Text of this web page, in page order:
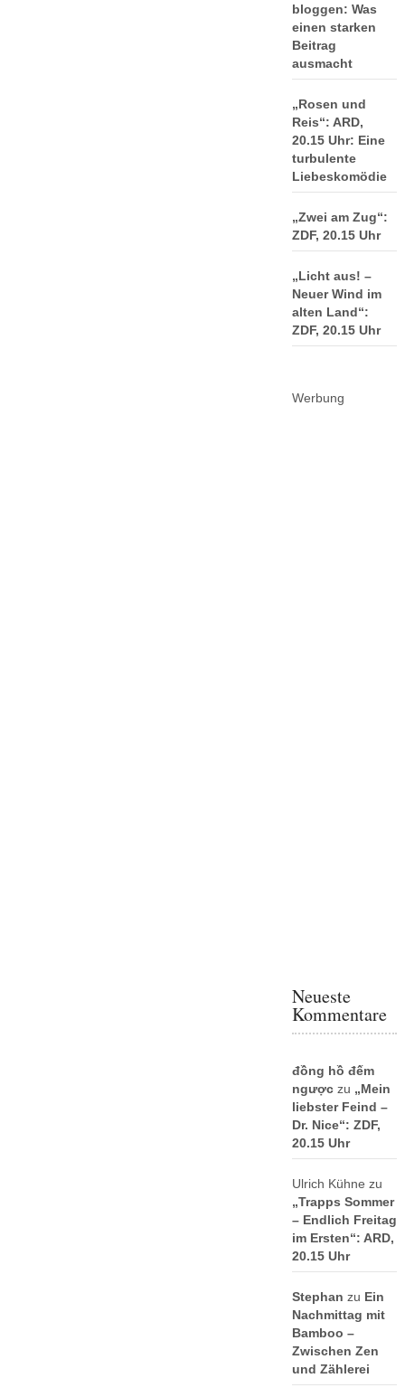
bloggen: Was
einen starken
Beitrag
ausmacht
„Rosen und
Reis“: ARD,
20.15 Uhr: Eine
turbulente
Liebeskomödie
„Zwei am Zug“:
ZDF, 20.15 Uhr
„Licht aus! –
Neuer Wind im
alten Land“:
ZDF, 20.15 Uhr
Werbung
Neueste
Kommentare
đồng hồ đếm
ngượczu „Mein
liebster Feind –
Dr. Nice“: ZDF,
20.15 Uhr
Ulrich Kühne zu
„Trapps Sommer
– Endlich Freitag
im Ersten“: ARD,
20.15 Uhr
Stephan zu Ein
Nachmittag mit
Bamboo –
Zwischen Zen
und Zählerei